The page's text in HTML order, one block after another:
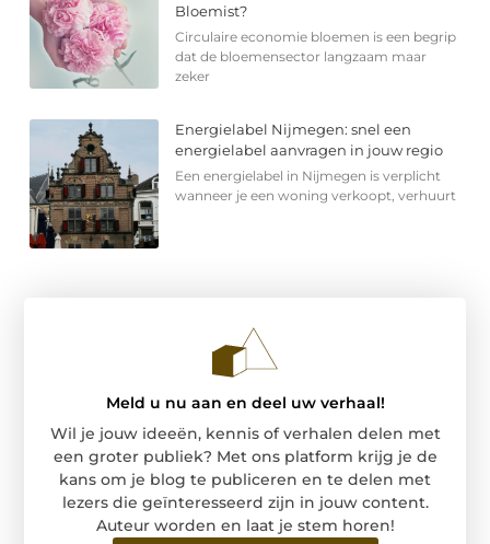
Bloemist?
Circulaire economie bloemen is een begrip
dat de bloemensector langzaam maar
zeker
Energielabel Nijmegen: snel een
energielabel aanvragen in jouw regio
Een energielabel in Nijmegen is verplicht
wanneer je een woning verkoopt, verhuurt
Meld u nu aan en deel uw verhaal!
Wil je jouw ideeën, kennis of verhalen delen met
een groter publiek? Met ons platform krijg je de
kans om je blog te publiceren en te delen met
lezers die geïnteresseerd zijn in jouw content.
Auteur worden en laat je stem horen!